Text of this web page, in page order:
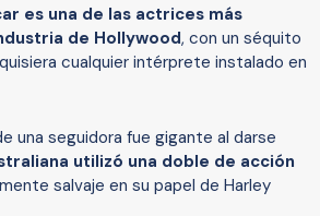
es una de las actrices más
de Hollywood, con un séquito
cualquier intérprete instalado en
una seguidora fue gigante al darse
utilizó una doble de acción
salvaje en su papel de Harley